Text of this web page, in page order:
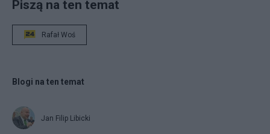
Piszą na ten temat
Rafał Woś
Blogi na ten temat
Jan Filip Libicki